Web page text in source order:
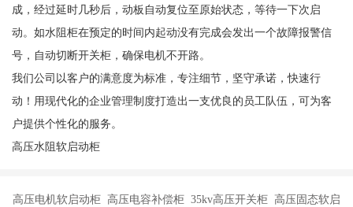
成，经过延时几秒后，动板自动复位至原始状态，等待一下次启
动。如水阻柜在预定的时间内起动没有完成会发出一个故障报警信
号，自动切断开关柜，确保电机不开路。
我们公司以客户的满意度为标准，专注细节，坚守承诺，快速行
动！用现代化的企业管理制度打造出一支优良的员工队伍，可为客
户提供个性化的服务。
高压水阻软启动柜
高压电机软启动柜 高压电容补偿柜 35kv高压开关柜 高压固态软启